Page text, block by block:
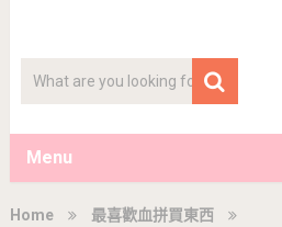
Menu
Home
最喜歡血拼買東西